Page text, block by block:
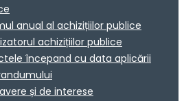
anual al achizițiilor publice
achizițiilor publice
începand cu data aplicării
și de interese